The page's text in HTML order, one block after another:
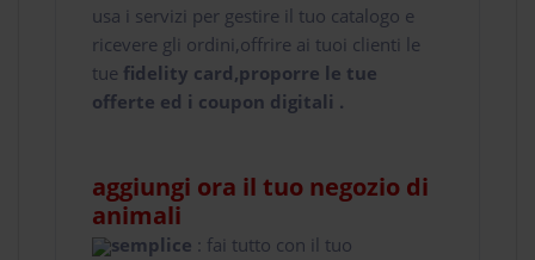
usa i servizi per gestire il tuo catalogo e
ricevere gli ordini,offrire ai tuoi clienti le
tue fidelity card,proporre le tue
offerte ed i coupon digitali .
aggiungi ora il tuo negozio di
animali
semplice : fai tutto con il tuo